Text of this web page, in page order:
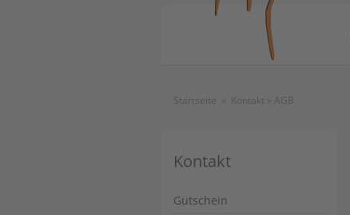
Startseite » Kontakt » AGB
Kontakt
Gutschein